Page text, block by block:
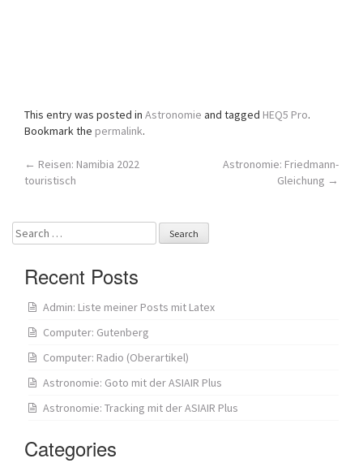
This entry was posted in Astronomie and tagged HEQ5 Pro.
Bookmark the permalink.
Post
← Reisen: Namibia 2022
touristisch
Astronomie: Friedmann-
Gleichung →
Search
for:
Recent Posts
Admin: Liste meiner Posts mit Latex
Computer: Gutenberg
Computer: Radio (Oberartikel)
Astronomie: Goto mit der ASIAIR Plus
Astronomie: Tracking mit der ASIAIR Plus
Categories